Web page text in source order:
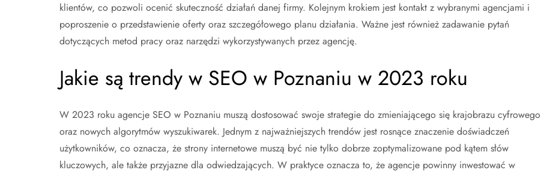
klientów, co pozwoli ocenić skuteczność działań danej firmy. Kolejnym krokiem jest kontakt z wybranymi agencjami i
poproszenie o przedstawienie oferty oraz szczegółowego planu działania. Ważne jest również zadawanie pytań
dotyczących metod pracy oraz narzędzi wykorzystywanych przez agencję.
Jakie są trendy w SEO w Poznaniu w 2023 roku
W 2023 roku agencje SEO w Poznaniu muszą dostosować swoje strategie do zmieniającego się krajobrazu cyfrowego
oraz nowych algorytmów wyszukiwarek. Jednym z najważniejszych trendów jest rosnące znaczenie doświadczeń
użytkowników, co oznacza, że strony internetowe muszą być nie tylko dobrze zoptymalizowane pod kątem słów
kluczowych, ale także przyjazne dla odwiedzających. W praktyce oznacza to, że agencje powinny inwestować w